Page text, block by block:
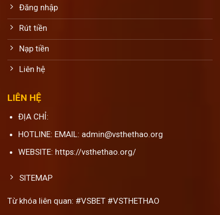
Đăng nhập
Rút tiền
Nạp tiền
Liên hệ
LIÊN HỆ
ĐỊA CHỈ:
HOTLINE: EMAIL: admin@vsthethao.org
WEBSITE: https://vsthethao.org/
SITEMAP
Từ khóa liên quan: #VSBET #VSTHETHAO